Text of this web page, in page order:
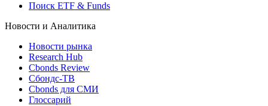
Поиск ETF & Funds
Новости и Аналитика
Новости рынка
Research Hub
Cbonds Review
Сбондс-ТВ
Cbonds для СМИ
Глоссарий